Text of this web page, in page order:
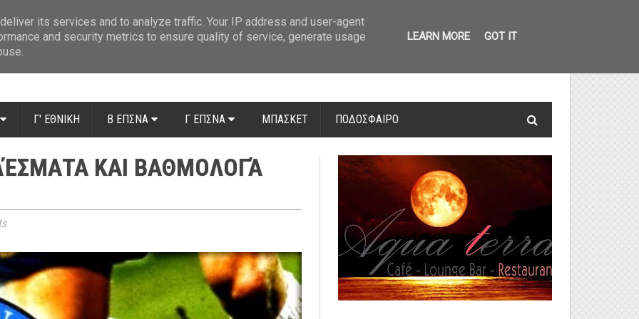
Γ' ΕΘΝΙΚΗ Β ΕΠΣΝΑ Γ ΕΠΣΝΑ ΜΠΑΣΚΕΤ ΠΟΔΟΣΦΑΙΡΟ
ΚΑΙ ΒΑΘΜΟΛΟΓΆ
its services and to analyze traffic. Your IP address and user-agent
and security metrics to ensure quality of service, generate usage
LEARN MORE GOT IT